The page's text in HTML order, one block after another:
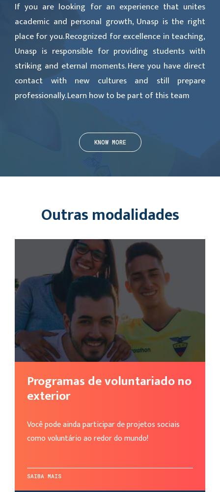
If you are looking for an experience that unites
academic and personal growth, Unasp is the right
place for you. Recognized for excellence in teaching,
Unasp is responsible for providing students with
striking and eternal moments. Here you have direct
contact with new cultures and still prepare
professionally. Learn how to be part of this team
KNOW MORE
Outras modalidades
Programas de voluntariado no
exterior
Você pode ainda participar de projetos sociais
como voluntário ao redor do mundo!
SAIBA MAIS